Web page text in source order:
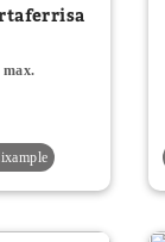
max.